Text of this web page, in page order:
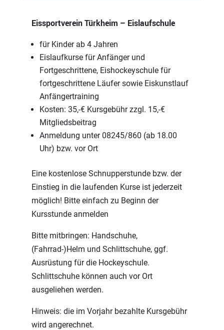
Eissportverein Türkheim – Eislaufschule
für Kinder ab 4 Jahren
Eislaufkurse für Anfänger und
Fortgeschrittene, Eishockeyschule für
fortgeschrittene Läufer sowie Eiskunstlauf
Anfängertraining
Kosten: 35,-€ Kursgebühr zzgl. 15,-€
Mitgliedsbeitrag
Anmeldung unter 08245/860 (ab 18.00
Uhr) bzw. vor Ort
Eine kostenlose Schnupperstunde bzw. der
Einstieg in die laufenden Kurse ist jederzeit
möglich! Bitte einfach zu Beginn der
Kursstunde anmelden
Bitte mitbringen: Handschuhe,
(Fahrrad-)Helm und Schlittschuhe, ggf.
Ausrüstung für die Hockeyschule.
Schlittschuhe können auch vor Ort
ausgeliehen werden.
Hinweis: die im Vorjahr bezahlte Kursgebühr
wird angerechnet.